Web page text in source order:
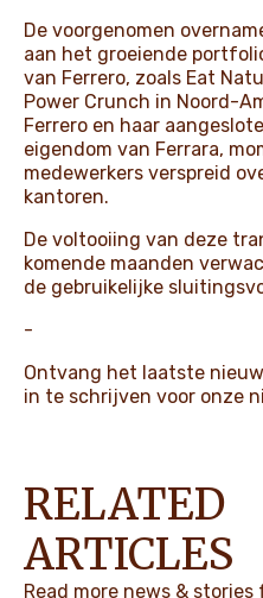
De voorgenomen
aan het groeiende
van Ferrero, zoals Eat
Power Crunch in Noord-
Ferrero en haar
eigendom van Ferrara,
medewerkers verspreid
kantoren.
De voltooiing van deze
komende maanden
de gebruikelijke
-
Ontvang het laatste
in te schrijven voor onze
RELATED
ARTICLES
Read more news &